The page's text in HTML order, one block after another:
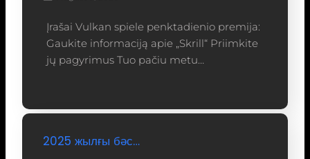
Įrašai Vulkan spiele penktadienio premija:
Gaukite informaciją apie „Skrill“ Priimkite
jų pagyrimus Tuo pačiu metu…
2025 жылғы бәс…